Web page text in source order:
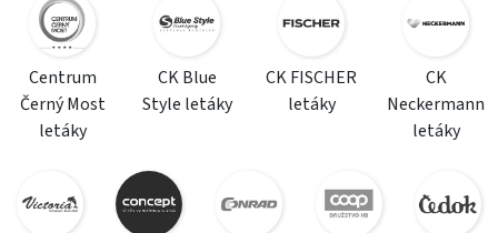
Centrum
Černý Most
letáky
CK Blue
Style letáky
CK FISCHER
letáky
CK
Neckermann
letáky